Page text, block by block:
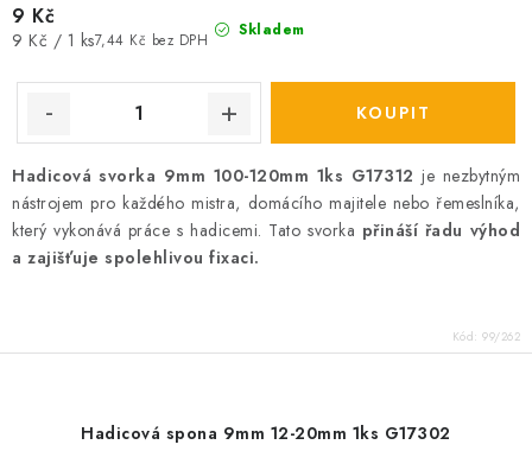
Skladem
7,44 Kč bez DPH
9 Kč
Měrná
9 Kč / 1 ks
Hadicová svorka 9mm 100-120mm 1ks G17312 je nezbytným
nástrojem pro každého mistra, domácího majitele nebo řemeslníka,
který vykonává práce s hadicemi. Tato svorka přináší řadu výhod
a zajišťuje spolehlivou fixaci.
Kód: 99/262
Hadicová spona 9mm 12-20mm 1ks G17302